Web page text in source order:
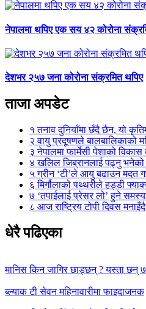
नेपालमा थपिए एक सय ४२ कोरोना
देशभर २५७ जना कोरोना संक्रमित थपिए
ताजा अपडेट
१ तनाव दुनियाँमा छँदै छैन, यो
२ वायु प्रदूषणले बालबालिकाको
३ नेपालमा फार्मेसी पेशाको
४ खलिल जिब्रानलाई पढ्नु भनेको
५ग्रीन ‘टी’ले आयु बढाउन मदत
६ मिर्गौलाको पथ्थरीले हड्डी
७ ‘तपाईलाई प्रेसर लो’ हुने
८ आज राष्ट्रिय टोपी दिवस मनाइँदै
धेरै पढिएका
मानिस किन जागिर छाड्छन् ? यस्ता छन्
ब्ल्याक टी सेवन महिनावारीमा फाइदाजनक